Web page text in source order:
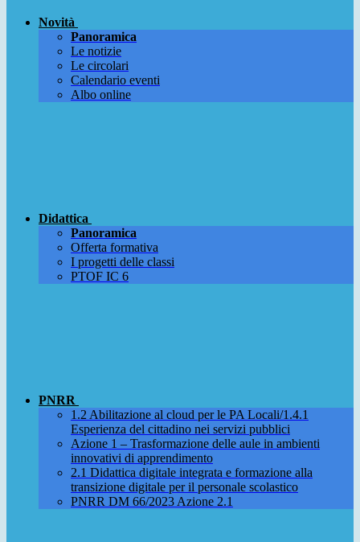
Novità
Panoramica
Le notizie
Le circolari
Calendario eventi
Albo online
Didattica
Panoramica
Offerta formativa
I progetti delle classi
PTOF IC 6
PNRR
1.2 Abilitazione al cloud per le PA Locali/1.4.1
Esperienza del cittadino nei servizi pubblici
Azione 1 – Trasformazione delle aule in ambienti
innovativi di apprendimento
2.1 Didattica digitale integrata e formazione alla
transizione digitale per il personale scolastico
PNRR DM 66/2023 Azione 2.1